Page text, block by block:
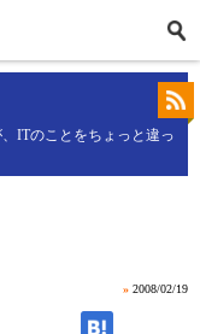
ITのことをちょっと違っ
» 2008/02/19